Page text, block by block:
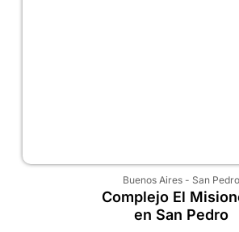
Buenos Aires- San Pedro
Complejo El
en San Pedro